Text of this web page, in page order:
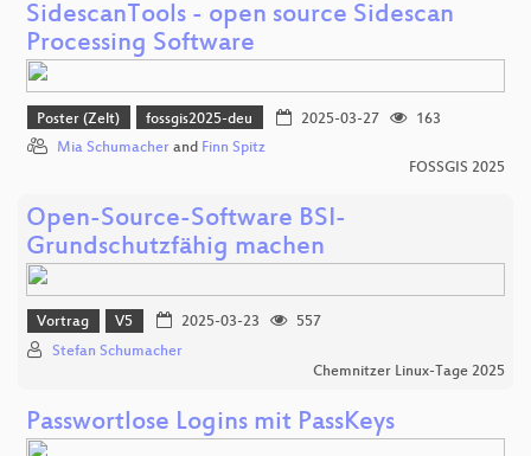
SidescanTools - open source Sidescan
Processing Software
Poster (Zelt) fossgis2025-deu 2025-03-27
163
Mia Schumacher and Finn Spitz
FOSSGIS 2025
Open-Source-Software BSI-
Grundschutzfähig machen
Vortrag V5 2025-03-23
557
Stefan Schumacher
Chemnitzer Linux-Tage 2025
Passwortlose Logins mit PassKeys